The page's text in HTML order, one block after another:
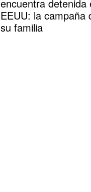
encuentra detenida
EEUU: la campaña
su familia